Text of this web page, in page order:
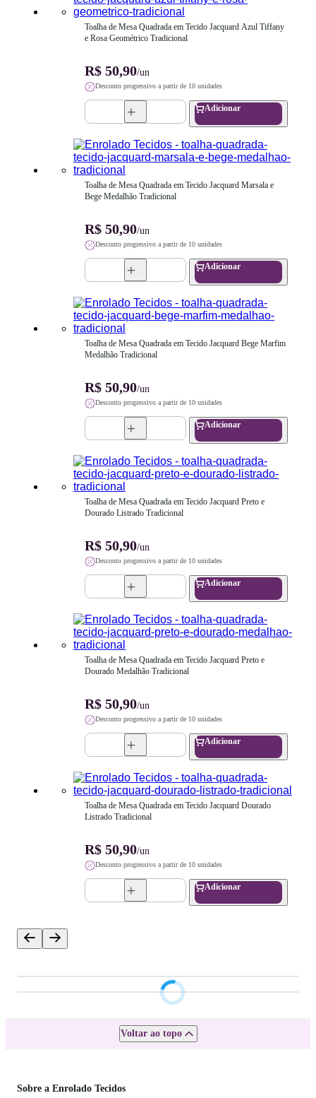
Toalha de Mesa Quadrada em Tecido Jacquard Azul Tiffany
e Rosa Geométrico Tradicional
R$ 50,90/un
Desconto progressivo a partir de 10 unidades
Adicionar
Toalha de Mesa Quadrada em Tecido Jacquard Marsala e
Bege Medalhão Tradicional
R$ 50,90/un
Desconto progressivo a partir de 10 unidades
Adicionar
Toalha de Mesa Quadrada em Tecido Jacquard Bege Marfim
Medalhão Tradicional
R$ 50,90/un
Desconto progressivo a partir de 10 unidades
Adicionar
Toalha de Mesa Quadrada em Tecido Jacquard Preto e
Dourado Listrado Tradicional
R$ 50,90/un
Desconto progressivo a partir de 10 unidades
Adicionar
Toalha de Mesa Quadrada em Tecido Jacquard Preto e
Dourado Medalhão Tradicional
R$ 50,90/un
Desconto progressivo a partir de 10 unidades
Adicionar
Toalha de Mesa Quadrada em Tecido Jacquard Dourado
Listrado Tradicional
R$ 50,90/un
Desconto progressivo a partir de 10 unidades
Adicionar
Voltar ao topo
Sobre a Enrolado Tecidos